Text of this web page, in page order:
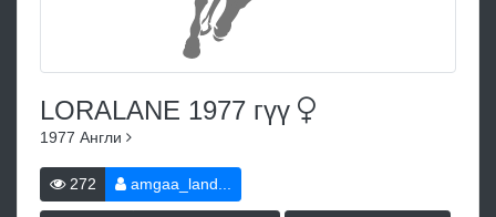
LORALANE 1977 гүү
1977 Англи
272 amgaa_land...